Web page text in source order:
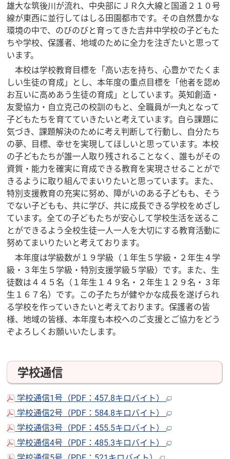
雄大な筑後川が流れ、中央部にＪＲ久大線と国道２１０号
線が東西に並行してはしる田園都市です。その自然豊かな
環境の中で、のびのびと育ってきた吉井中学校の子どもた
ちや学校、保護者、地域のために全力を注ぎたいと思って
います。
本校は学校教育目標を「高い志を持ち、心豊かでたくま
しい生徒の育成」とし、本年度の重点目標を「他者を認め
お互いに高めあう生徒の育成」としています。英知創造・
友愛協力・自立克己の校訓のもと、全職員が一丸となって
子どもたちを育てていきたいと考えています。自ら課題に
気づき、課題解決のために考え判断して行動し、自分たち
の夢、目標、幸せを実現してほしいと思っています。本校
の子どもたちが誰一人取り残されることなく、誰もがその
資質・能力を確実に育成できる教育を実現させることがで
きるように取り組んでまいりたいと思っています。また、
特別支援教育の充実に努め、障がいのある子どもも、そう
でない子どもも、共に学び、共に成長できる学校をめざし
ています。全ての子どもたちが安心して学校生活を送るこ
とができるよう全校生徒一人一人を大切にする教育活動に
努めてまいりたいと考えております。
本年度は学級数が１９学級（１年生５学級・２年生４学
級・３年生５学級・特別支援学級５学級）です。また、生
徒数は４４５名（１年生１４９名・２年生１２９名・３年
生１６７名）です。この子たちが健やかな成長を遂げられ
る学校を作っていきたいと考えております。保護者の皆
様、地域の皆様、本年度も本校へのご支援とご協力をどう
ぞよろしくお願いいたします。
学校通信
学校通信1号（PDF：457.8キロバイト）
学校通信2号（PDF：584.8キロバイト）
学校通信3号（PDF：455.5キロバイト）
学校通信4号（PDF：485.3キロバイト）